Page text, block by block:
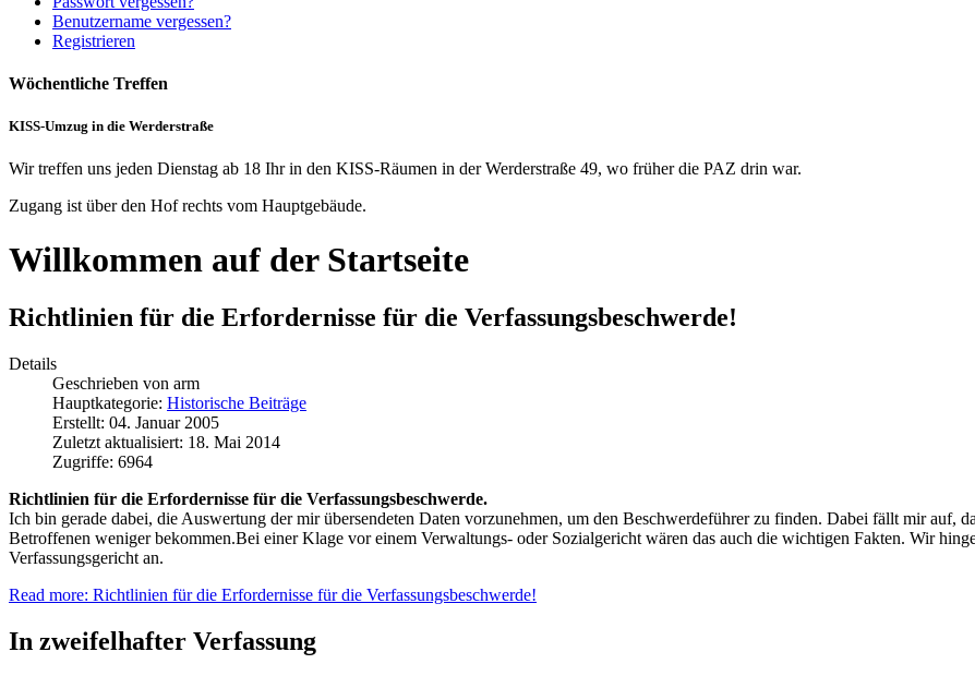
Benutzername vergessen?
Registrieren
Wöchentliche Treffen
KISS-Umzug in die Werderstraße
Wir treffen uns jeden Dienstag ab 18 Ihr in den KISS-Räumen in der Werderstraße 49, wo früher die PAZ drin war.
Zugang ist über den Hof rechts vom Hauptgebäude.
Willkommen auf der Startseite
Richtlinien für die Erfordernisse für die Verfassungsbeschwerde!
Details
Geschrieben von arm
Hauptkategorie: Historische Beiträge
Erstellt: 04. Januar 2005
Zuletzt aktualisiert: 18. Mai 2014
Zugriffe: 6964
Richtlinien für die Erfordernisse für die Verfassungsbeschwerde.
Ich bin gerade dabei, die Auswertung der mir übersendeten Daten vorzunehmen, um den Beschwerdeführer zu finden. Dabei fällt mir auf,
Betroffenen weniger bekommen.Bei einer Klage vor einem Verwaltungs- oder Sozialgericht wären das auch die wichtigen Fakten. Wir
Verfassungsgericht an.
Read more: Richtlinien für die Erfordernisse für die Verfassungsbeschwerde!
In zweifelhafter Verfassung